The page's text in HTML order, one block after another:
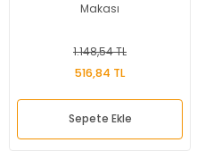
Makası
1.148,54 TL
516,84 TL
Sepete Ekle